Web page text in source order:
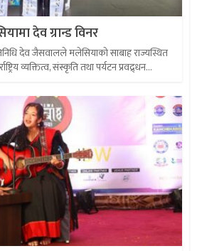
देव ग्रान्ड विनर
देव जैसवालले मलेसियाको साबाह राज्यस्थित
व्यक्तित्व, संस्कृति तथा पर्यटन प्रवद्र्धन...